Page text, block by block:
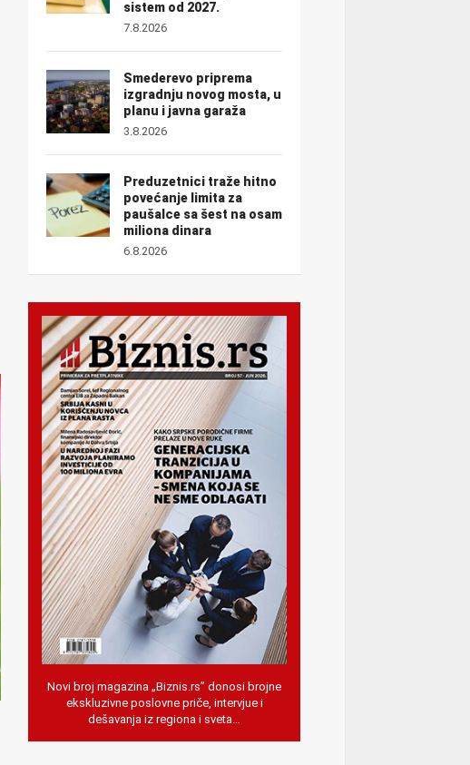
sistem od 2027.
7.8.2026
Smederevo priprema
izgradnju novog mosta, u
planu i javna garaža
3.8.2026
Preduzetnici traže hitno
povećanje limita za
paušalce sa šest na osam
miliona dinara
6.8.2026
Novi broj magazina „Biznis.rs” donosi brojne
ekskluzivne poslovne priče, intervjue i
dešavanja iz regiona i sveta…